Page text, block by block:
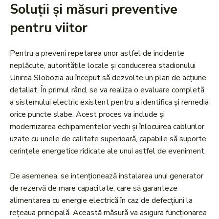
Soluții și măsuri preventive
pentru viitor
Pentru a preveni repetarea unor astfel de incidente
neplăcute, autoritățile locale și conducerea stadionului
Unirea Slobozia au început să dezvolte un plan de acțiune
detaliat. În primul rând, se va realiza o evaluare completă
a sistemului electric existent pentru a identifica și remedia
orice puncte slabe. Acest proces va include și
modernizarea echipamentelor vechi și înlocuirea cablurilor
uzate cu unele de calitate superioară, capabile să suporte
cerințele energetice ridicate ale unui astfel de eveniment.
De asemenea, se intenționează instalarea unui generator
de rezervă de mare capacitate, care să garanteze
alimentarea cu energie electrică în caz de defecțiuni la
rețeaua principală. Această măsură va asigura funcționarea